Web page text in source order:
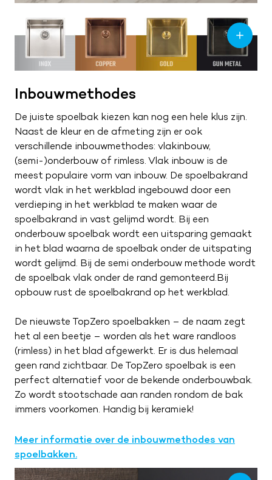
Inbouwmethodes
De juiste spoelbak kiezen kan nog een hele klus zijn.
Naast de kleur en de afmeting zijn er ook
verschillende inbouwmethodes: vlakinbouw,
(semi-)onderbouw of rimless. Vlak inbouw is de
meest populaire vorm van inbouw. De spoelbakrand
wordt vlak in het werkblad ingebouwd door een
verdieping in het werkblad te maken waar de
spoelbakrand in vast gelijmd wordt. Bij een
onderbouw spoelbak wordt een uitsparing gemaakt
in het blad waarna de spoelbak onder de uitspating
wordt gelijmd. Bij de semi onderbouw methode wordt
de spoelbak vlak onder de rand gemonteerd.Bij
opbouw rust de spoelbakrand op het werkblad.
De nieuwste TopZero spoelbakken – de naam zegt
het al een beetje – worden als het ware randloos
(rimless) in het blad afgewerkt. Er is dus helemaal
geen rand zichtbaar. De TopZero spoelbak is een
perfect alternatief voor de bekende onderbouwbak.
Zo wordt stootschade aan randen rondom de bak
immers voorkomen. Handig bij keramiek!
Meer informatie over de inbouwmethodes van
spoelbakken.